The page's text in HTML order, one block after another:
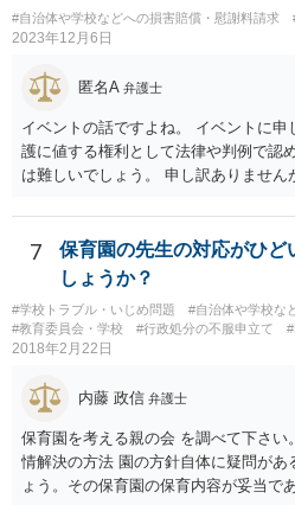
題はないでしょう。 ＞万一、効力発生
なる出来事が起こったとしたら、その
自然でしょう。 ただし、卒業証書自体
が、全課程を修了したという事実につ
点では、そのこと自体は過去の事実と
自体の無効かどうかという法的な効力
う。 問題は、証書そのものではなく
#自治体や学校などへの損害賠償・慰謝料請求
2023年12月6日
匿名A 弁護士
イベントの話ですよね。 イベントに
護に値する権利として法律や判例で認
は難しいでしょう。 申し訳ありませ
7
保育園の先生の対応がひど
しょうか？
#学校トラブル・いじめ問題
#自治体や学校な
#教育委員会・学校
#行政処分の不服申立て
2018年2月22日
内藤 政信 弁護士
保育園を考える親の会 を調べて下さ
情解決の方法 園の方針自体に疑問があ
ょう。その保育園の保育内容が妥当で